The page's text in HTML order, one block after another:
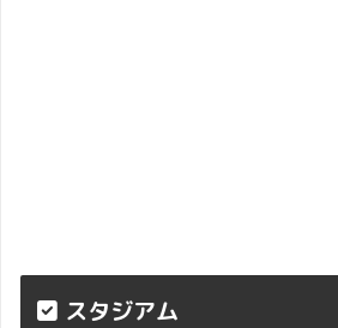
スタジアム